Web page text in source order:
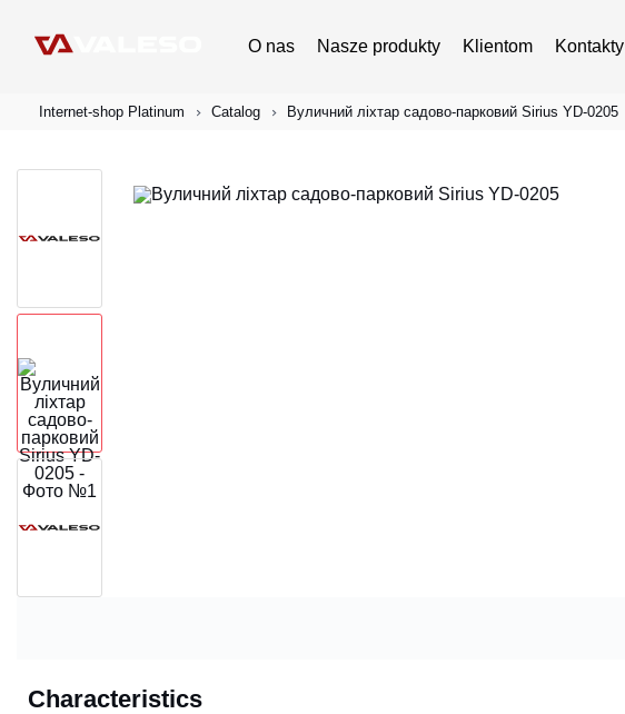
O nas Nasze produkty Klientom Kontakty
Internet-shop Platinum Catalog Вуличний ліхтар садово-парковий Sirius YD-0205
Characteristics